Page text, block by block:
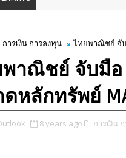
การเงิน การลงทุน ไทยพาณิชย์ จับ
าณิชย์ จับมือ
หลักทรัพย์
8 years ago การเงิน